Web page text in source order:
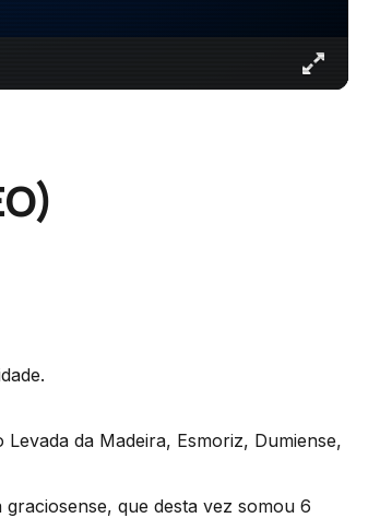
da Madeira, Esmoriz, Dumiense,
que desta vez somou 6